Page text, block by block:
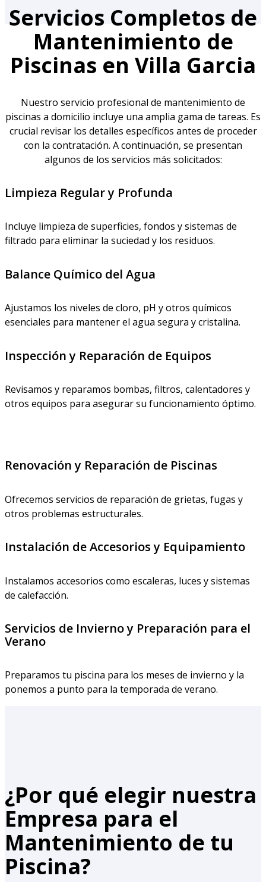
Servicios Completos de
Mantenimiento de
Piscinas en Villa Garcia
Nuestro servicio profesional de mantenimiento de
piscinas a domicilio incluye una amplia gama de tareas. Es
crucial revisar los detalles específicos antes de proceder
con la contratación. A continuación, se presentan
algunos de los servicios más solicitados:
Limpieza Regular y Profunda
Incluye limpieza de superficies, fondos y sistemas de
filtrado para eliminar la suciedad y los residuos.
Balance Químico del Agua
Ajustamos los niveles de cloro, pH y otros químicos
esenciales para mantener el agua segura y cristalina.
Inspección y Reparación de Equipos
Revisamos y reparamos bombas, filtros, calentadores y
otros equipos para asegurar su funcionamiento óptimo.
Renovación y Reparación de Piscinas
Ofrecemos servicios de reparación de grietas, fugas y
otros problemas estructurales.
Instalación de Accesorios y Equipamiento
Instalamos accesorios como escaleras, luces y sistemas
de calefacción.
Servicios de Invierno y Preparación para el
Verano
Preparamos tu piscina para los meses de invierno y la
ponemos a punto para la temporada de verano.
¿Por qué elegir nuestra
Empresa para el
Mantenimiento de tu
Piscina?